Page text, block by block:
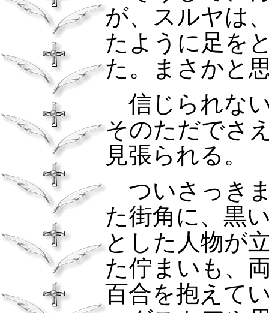
が、スルヤは
たように足を
た。まさかと
信じられな
そのただでさ
見張られる。
ついさっき
た街角に、黒
とした人物が
た佇まいも、
百合を抱えて